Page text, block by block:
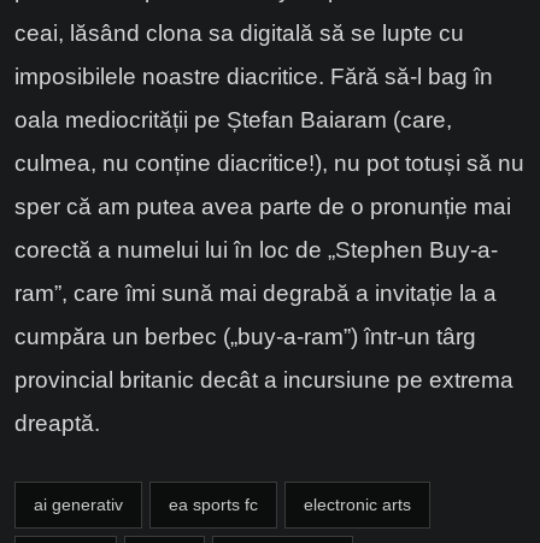
ceai, lăsând clona sa digitală să se lupte cu
imposibilele noastre diacritice. Fără să-l bag în
oala mediocrității pe Ștefan Baiaram (care,
culmea, nu conține diacritice!), nu pot totuși să nu
sper că am putea avea parte de o pronunție mai
corectă a numelui lui în loc de „Stephen Buy-a-
ram”, care îmi sună mai degrabă a invitație la a
cumpăra un berbec („buy-a-ram”) într-un târg
provincial britanic decât a incursiune pe extrema
dreaptă.
ai generativ ea sports fc electronic arts